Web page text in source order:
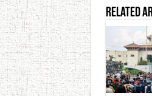
Related